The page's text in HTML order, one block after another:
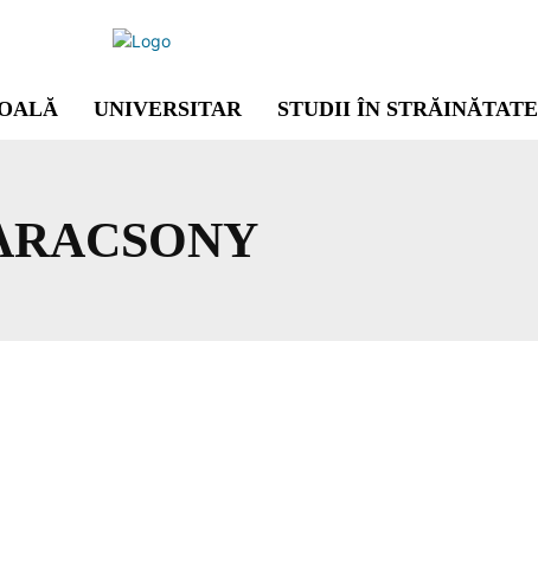
UNIVERSITAR STUDII ÎN STRĂINĂTATE